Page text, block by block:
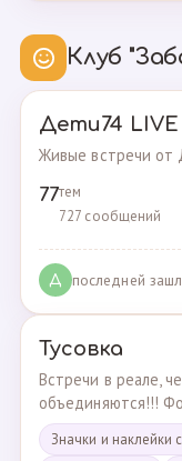
Клуб
Дети74 LIVE
Живые встречи от
77тем
727 сообщений
Д последней
Тусовка
Встречи в реале,
объединяются!!!
Значки и наклейки